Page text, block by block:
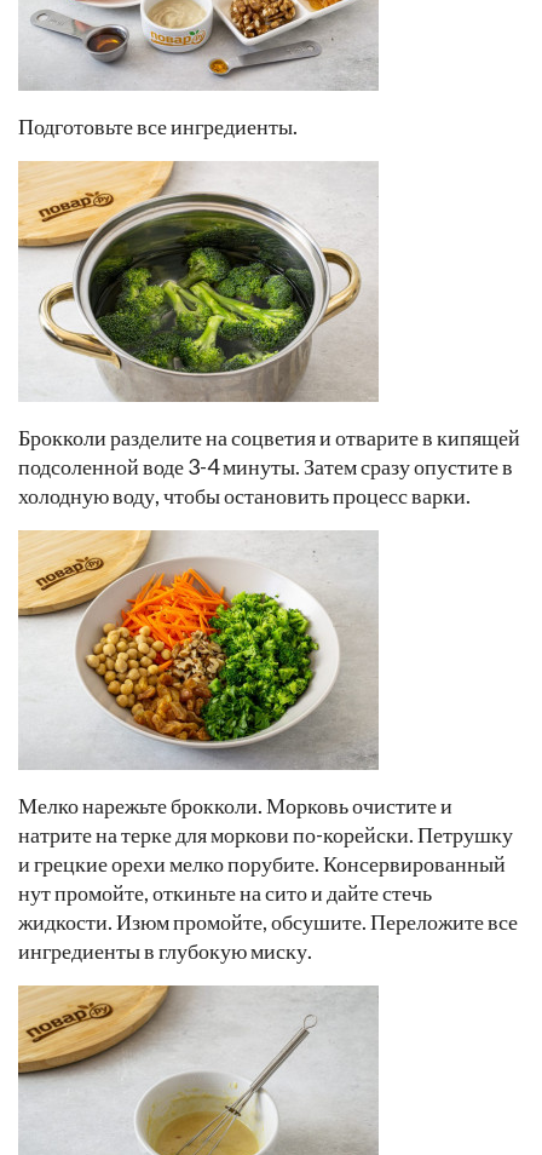
Подготовьте все ингредиенты.
Брокколи разделите на соцветия и отварите в кипящей
подсоленной воде 3-4 минуты. Затем сразу опустите в
холодную воду, чтобы остановить процесс варки.
Мелко нарежьте брокколи. Морковь очистите и
натрите на терке для моркови по-корейски. Петрушку
и грецкие орехи мелко порубите. Консервированный
нут промойте, откиньте на сито и дайте стечь
жидкости. Изюм промойте, обсушите. Переложите все
ингредиенты в глубокую миску.